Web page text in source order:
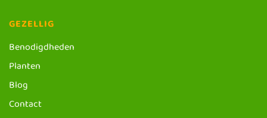
GEZELLIG
Benodigdheden
Planten
Blog
Contact